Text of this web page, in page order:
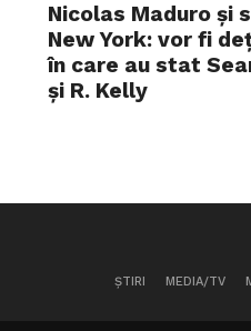
Nicolas Maduro și
New York: vor fi
în care au stat
și R. Kelly
ȘTIRI MEDIA/TV